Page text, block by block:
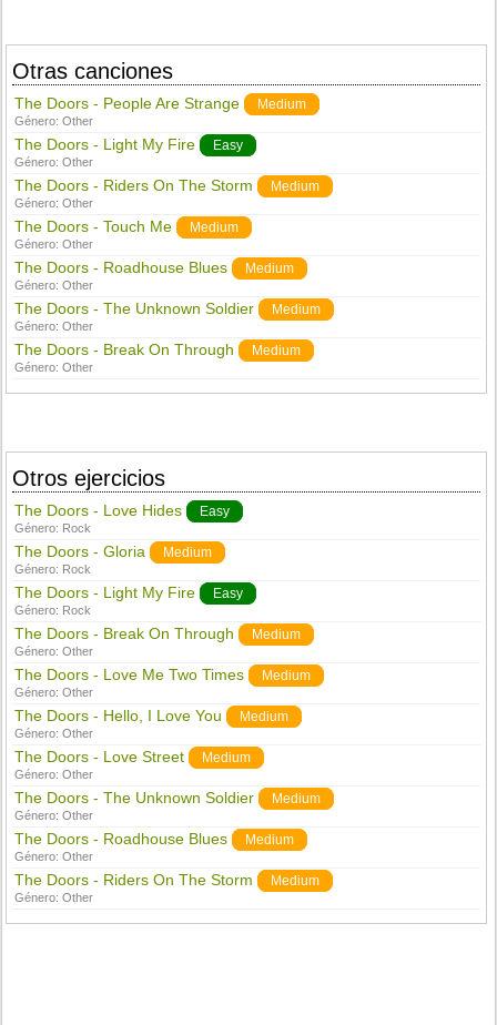
Otras canciones
The Doors - People Are Strange Medium
Género:Other
The Doors - Light My Fire Easy
Género:Other
The Doors - Riders On The Storm Medium
Género:Other
The Doors - Touch Me Medium
Género:Other
The Doors - Roadhouse Blues Medium
Género:Other
The Doors - The Unknown Soldier Medium
Género:Other
The Doors - Break On Through Medium
Género:Other
Otros ejercicios
The Doors - Love Hides Easy
Género: Rock
The Doors - Gloria Medium
Género: Rock
The Doors - Light My Fire Easy
Género: Rock
The Doors - Break On Through Medium
Género:Other
The Doors - Love Me Two Times Medium
Género:Other
The Doors - Hello, I Love You Medium
Género:Other
The Doors - Love Street Medium
Género:Other
The Doors - The Unknown Soldier Medium
Género:Other
The Doors - Roadhouse Blues Medium
Género:Other
The Doors - Riders On The Storm Medium
Género:Other